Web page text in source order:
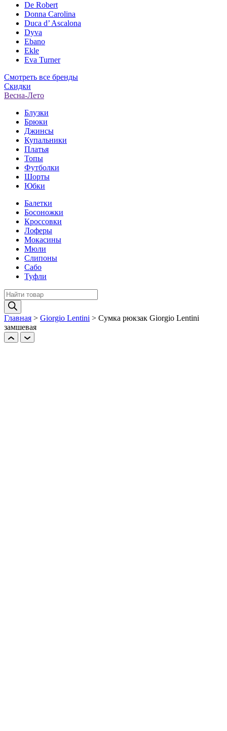
De Robert
Donna Carolina
Duca d’ Ascalona
Dyva
Ebano
Ekle
Eva Turner
Смотреть все бренды
Скидки
Весна-Лето
Блузки
Брюки
Джинсы
Купальники
Платья
Топы
Футболки
Шорты
Юбки
Балетки
Босоножки
Кроссовки
Лоферы
Мокасины
Мюли
Слипоны
Сабо
Туфли
Поиск
товаров
Главная > Giorgio Lentini > Сумка рюкзак Giorgio Lentini
замшевая